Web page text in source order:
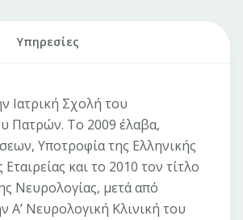
Υπηρεσίες
Ιατρική Σχολή του
Πατρών. Το 2009 έλαβα,
Υποτροφία της Ελληνικής
και το 2010 τον τίτλο
Νευρολογίας, μετά από
Α’ Νευρολογική Κλινική του